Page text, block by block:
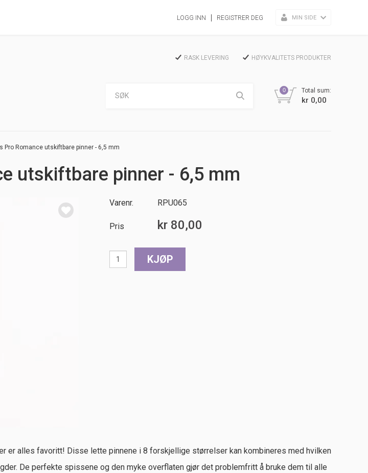
LOGG INN REGISTRER DEG MIN SIDE
RASK LEVERING HØYKVALITETS PRODUKTER
0 Total sum:
kr 0,00
Pro Romance utskiftbare pinner - 6,5 mm
utskiftbare pinner - 6,5 mm
Varenr. RPU065
Pris kr 80,00
er alles favoritt! Disse lette pinnene i 8 forskjellige størrelser kan kombineres med hvilken
De perfekte spissene og den myke overflaten gjør det problemfritt å bruke dem til alle